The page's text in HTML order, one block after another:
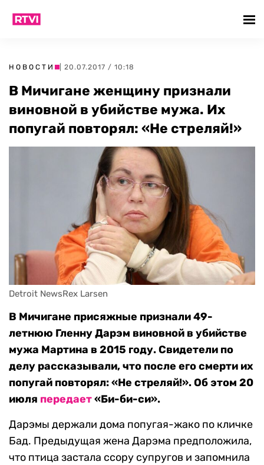
НОВОСТИ | 20.07.2017 / 10:18
В Мичигане женщину признали
виновной в убийстве мужа. Их
попугай повторял: «Не стреляй!»
Detroit NewsRex Larsen
В Мичигане присяжные признали 49-
летнюю Гленну Дарэм виновной в убийстве
мужа Мартина в 2015 году. Свидетели по
делу рассказывали, что после его смерти их
попугай повторял: «Не стреляй!». Об этом 20
июля передает«Би-би-си».
Дарэмы держали дома попугая-жако по кличке
Бад. Предыдущая жена Дарэма предположила,
что птица застала ссору супругов и запомнила